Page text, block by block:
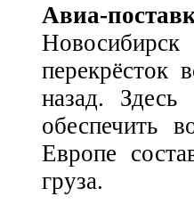
Авиа-
назад.
обеспечить
Европе
груза.